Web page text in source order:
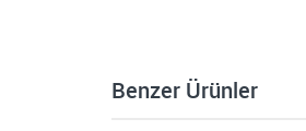
Benzer Ürünler